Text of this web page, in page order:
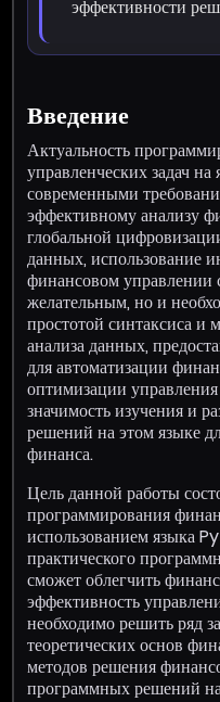
эффективности
Введение
Актуальность
управленческих задач
современными
эффективному анализу
глобальной
данных, использование
финансовом управлении
желательным, но и
простотой синтаксиса
анализа данных,
для автоматизации
оптимизации
значимость изучения и
решений на этом языке
финанса.
Цель данной работы
программирования
использованием языка
практического
сможет облегчить
эффективность
необходимо решить ряд
теоретических основ
методов решения
программных решений